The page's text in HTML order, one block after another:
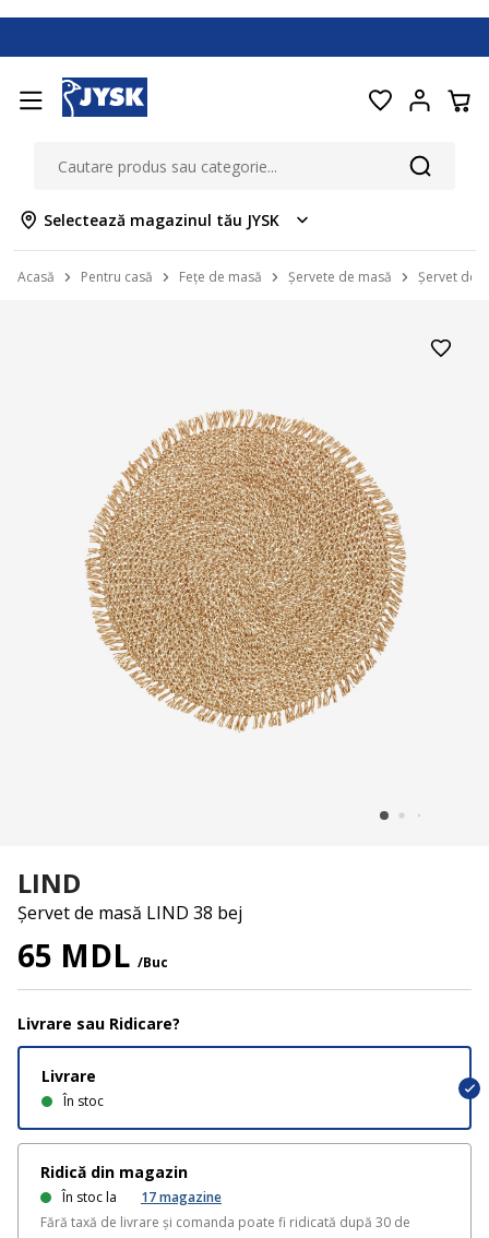
Selectează magazinul tău JYSK
Acasă Pentru casă Fețe de masă Șervete de masă Șervet de
LIND
Șervet de masă LIND 38 bej
65 MDL /Buc
Livrare sau Ridicare?
Livrare
În stoc
Ridică din magazin
În stoc la 17magazine
Fără taxă de livrare și comanda poate fi ridicată după 30 de